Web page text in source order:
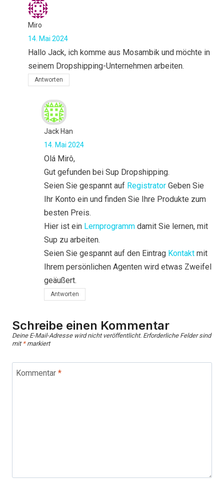
Miro
14. Mai 2024
Hallo Jack, ich komme aus Mosambik und möchte in
seinem Dropshipping-Unternehmen arbeiten.
Antworten
Jack Han
14. Mai 2024
Olá Mirô,
Gut gefunden bei Sup Dropshipping.
Seien Sie gespannt auf Registrator Geben Sie
Ihr Konto ein und finden Sie Ihre Produkte zum
besten Preis.
Hier ist ein Lernprogramm damit Sie lernen, mit
Sup zu arbeiten.
Seien Sie gespannt auf den Eintrag Kontakt mit
Ihrem persönlichen Agenten wird etwas Zweifel
geäußert.
Antworten
Schreibe einen Kommentar
Deine E-Mail-Adresse wird nicht veröffentlicht. Erforderliche Felder sind
mit *markiert
Kommentar *